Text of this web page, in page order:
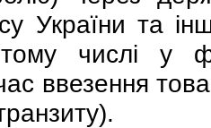
України та
числi у
ввезення